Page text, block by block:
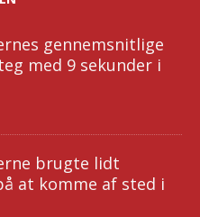
gennemsnitlige
med 9 sekunder i
brugte lidt
at komme af sted i